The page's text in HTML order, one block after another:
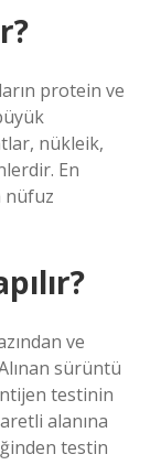
protein ve
nükleik,
En
nüfuz
ve
sürüntü
testinin
alanına
testin